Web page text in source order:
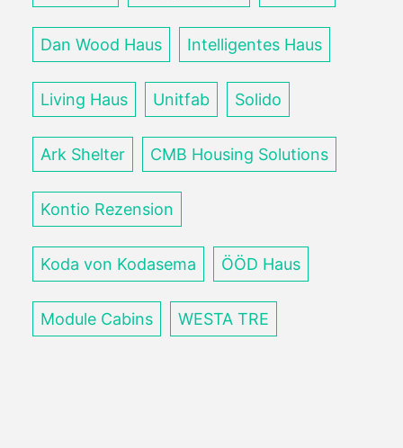
Dan Wood Haus Intelligentes Haus
Living Haus Unitfab Solido
Ark Shelter CMB Housing Solutions
Kontio Rezension
Koda von Kodasema ÖÖD Haus
Module Cabins WESTA TRE